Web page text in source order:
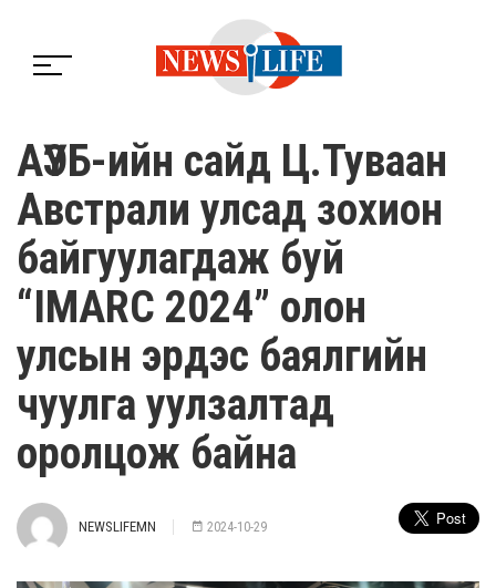
АҮЭБ-ийн сайд Ц.Туваан
Австрали улсад зохион
байгуулагдаж буй
“IMARC 2024” олон
улсын эрдэс баялгийн
чуулга уулзалтад
оролцож байна
NEWSLIFEMN 2024-10-29